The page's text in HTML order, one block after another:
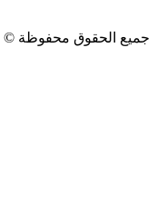
جميع الحقوق محفوظة ©